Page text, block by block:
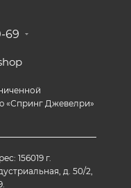
69
«Спринг Джевелри»
156019 г.
д. 50/2,